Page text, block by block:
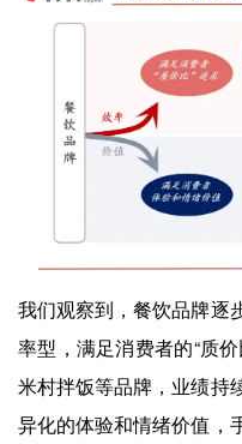
我们观察到，餐饮品牌逐
率型，满足消费者的“质
米村拌饭等品牌，业绩持
异化的体验和情绪价值，